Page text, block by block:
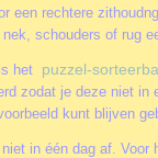
een rechtere
schouders of rug
het puzzel-
zodat je deze niet in
kunt blijven
in één dag af.